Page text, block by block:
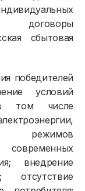
договоры
сбытовая
победителей
условий
в том числе
режимов
современных
внедрение
отсутствие